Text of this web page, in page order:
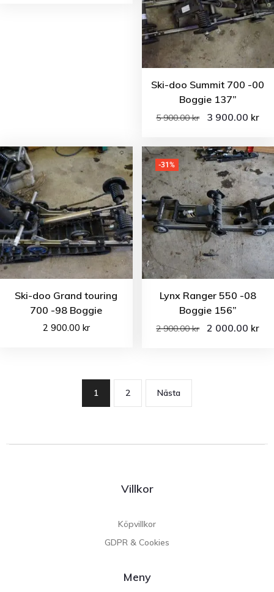
Ski-doo Summit 700 -00
Boggie 137”
5 900.00kr 3 900.00 kr
Ski-doo Grand touring
700 -98 Boggie
2 900.00 kr
-31%
Lynx Ranger 550 -08
Boggie 156”
2 900.00kr 2 000.00 kr
1 2 Nästa
Villkor
Köpvillkor
GDPR & Cookies
Meny